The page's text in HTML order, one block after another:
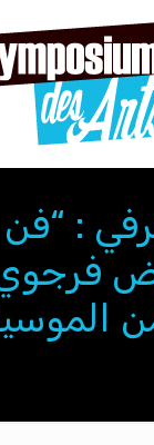
: “فن
فرجوي
من